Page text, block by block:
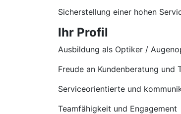
Sicherstellung einer hohen
Ihr Profil
Ausbildung als Optiker /
Freude an Kundenberatung und
Serviceorientierte und
Teamfähigkeit und Engagement